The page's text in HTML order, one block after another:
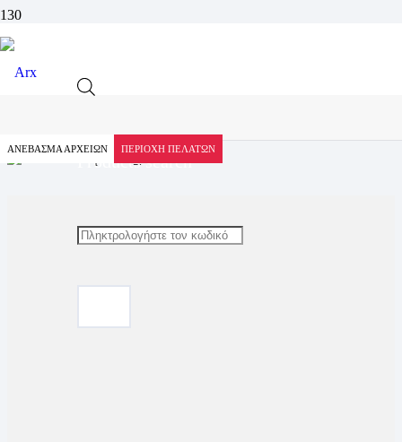
Products search
ΑΝΕΒΑΣΜΑ ΑΡΧΕΙΩΝ ΠΕΡΙΟΧΗ ΠΕΛΑΤΩΝ
Συνέντευξη Ξενοφών Ρωσσίδη στο
Photonet – Σεπτέβριος 2015